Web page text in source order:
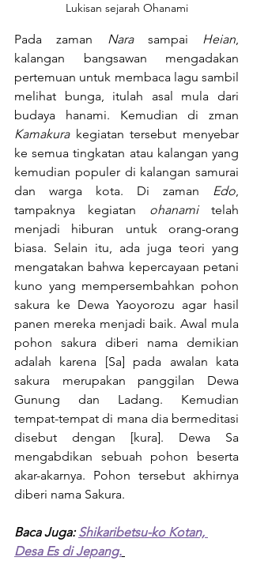
Lukisan sejarah Ohanami
Pada zaman Nara sampai Heian,
kalangan bangsawan mengadakan
pertemuan untuk membaca lagu sambil
melihat bunga, itulah asal mula dari
Kamakura kegiatan tersebut menyebar
ke semua tingkatan atau kalangan yang
kemudian populer di kalangan samurai
dan warga kota. Di zaman Edo,
tampaknya kegiatan ohanami telah
menjadi hiburan untuk orang-orang
biasa. Selain itu, ada juga teori yang
mengatakan bahwa kepercayaan petani
kuno yang mempersembahkan pohon
sakura ke Dewa Yaoyorozu agar hasil
panen mereka menjadi baik. Awal mula
pohon sakura diberi nama demikian
adalah karena [Sa] pada awalan kata
sakura merupakan panggilan Dewa
Gunung dan Ladang. Kemudian
tempat-tempat di mana dia bermeditasi
disebut dengan [kura]. Dewa Sa
mengabdikan sebuah pohon beserta
akar-akarnya. Pohon tersebut akhirnya
diberi nama Sakura.
Baca Juga: Shikaribetsu-ko Kotan,
Desa Es di Jepang.